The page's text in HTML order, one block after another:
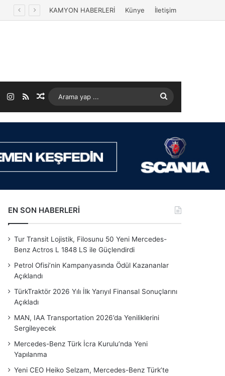
KAMYON HABERLERİ Künye İletişim
Instagram
RSSRastgele Makale
Arama
yap
EN SON HABERLERİ
Tur Transit Lojistik, Filosunu 50 Yeni Mercedes-
Benz Actros L 1848 LS ile Güçlendirdi
Petrol Ofisi’nin Kampanyasında Ödül Kazananlar
Açıklandı
TürkTraktör 2026 Yılı İlk Yarıyıl Finansal Sonuçlarını
Açıkladı
MAN, IAA Transportation 2026’da Yeniliklerini
Sergileyecek
Mercedes-Benz Türk İcra Kurulu’nda Yeni
Yapılanma
Yeni CEO Heiko Selzam, Mercedes-Benz Türk’te